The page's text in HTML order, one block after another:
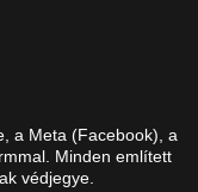
a Meta (Facebook), a
Minden említett
védjegye.